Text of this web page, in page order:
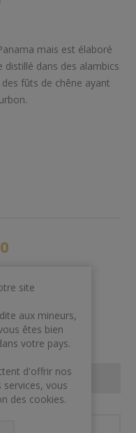
mais est élaboré
distillé dans des alambics
fûts de chêne ayant
PANIER
US
site
aux mineurs,
êtes bien
votre pays.
d'offrir nos
services, vous
des cookies.